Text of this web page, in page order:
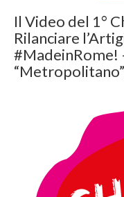
Il Video del 1°
Rilanciare
#MadeinRome!